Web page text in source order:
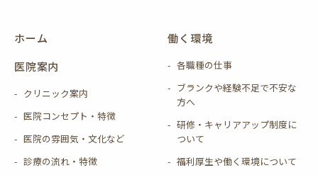
ホーム
医院案内
クリニック案内
医院コンセプト・特徴
医院の雰囲気・文化など
診療の流れ・特徴
働く環境
各職種の仕事
ブランクや経験不足で不安な
方へ
研修・キャリアアップ制度に
ついて
福利厚生や働く環境について